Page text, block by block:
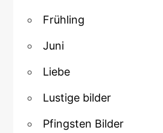
Frühling
Juni
Liebe
Lustige bilder
Pfingsten Bilder